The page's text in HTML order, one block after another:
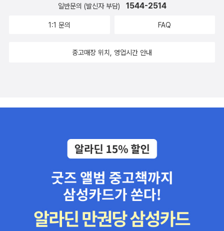
일반문의 (발신자 부담) 1544-2514
1:1 문의 FAQ
중고매장 위치, 영업시간 안내